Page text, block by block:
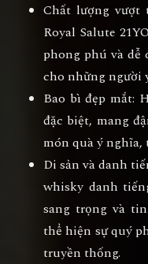
Chất lượng vượt
Royal Salute
phong phú và
cho những người
Bao bì đẹp mắt:
đặc biệt, mang
món quà ý nghĩa,
Di sản và danh
whisky danh
sang trọng và
thể hiện sự quý
truyền thống.